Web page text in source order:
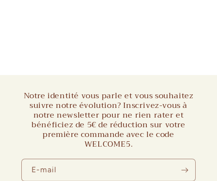
Notre identité vous parle et vous souhaitez
suivre notre évolution? Inscrivez-vous à
notre newsletter pour ne rien rater et
bénéficiez de 5€ de réduction sur votre
première commande avec le code
WELCOME5.
E-mail